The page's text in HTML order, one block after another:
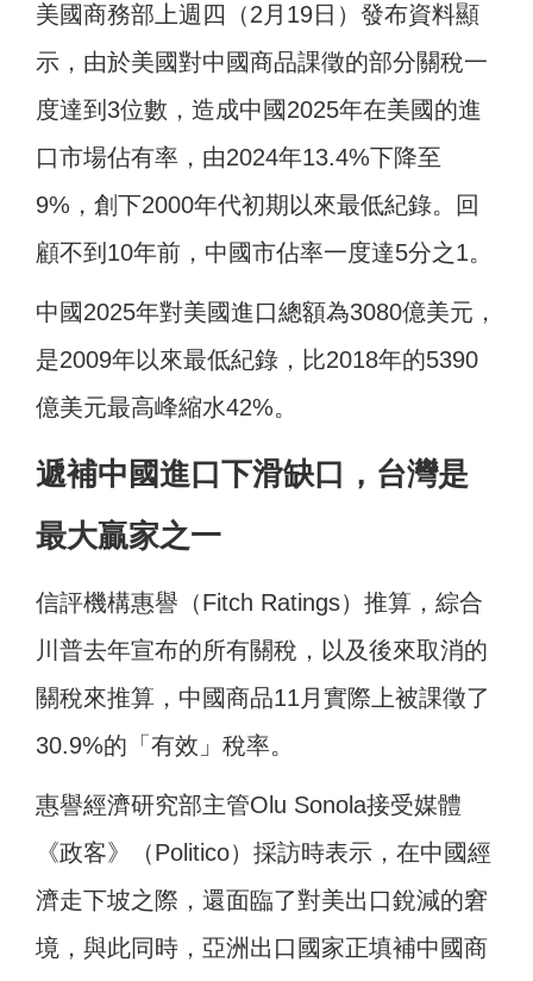
美國商務部上週四（2月19日）發布資料顯
示，由於美國對中國商品課徵的部分關稅一
度達到3位數，造成中國2025年在美國的進
口市場佔有率，由2024年13.4%下降至
9%，創下2000年代初期以來最低紀錄。回
顧不到10年前，中國市佔率一度達5分之1。
中國2025年對美國進口總額為3080億美元，
是2009年以來最低紀錄，比2018年的5390
億美元最高峰縮水42%。
遞補中國進口下滑缺口，台灣是
最大贏家之一
信評機構惠譽（Fitch Ratings）推算，綜合
川普去年宣布的所有關稅，以及後來取消的
關稅來推算，中國商品11月實際上被課徵了
30.9%的「有效」稅率。
惠譽經濟研究部主管Olu Sonola接受媒體
《政客》（Politico）採訪時表示，在中國經
濟走下坡之際，還面臨了對美出口銳減的窘
境，與此同時，亞洲出口國家正填補中國商